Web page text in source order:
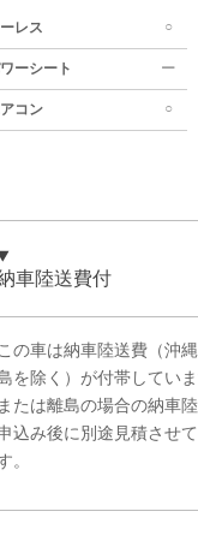
レス ○
ーシート ー
コン ○
車陸送費付
この車は納車陸送費（沖
を除く）が付帯してい
または離島の場合の納車
込み後に別途見積させ
。